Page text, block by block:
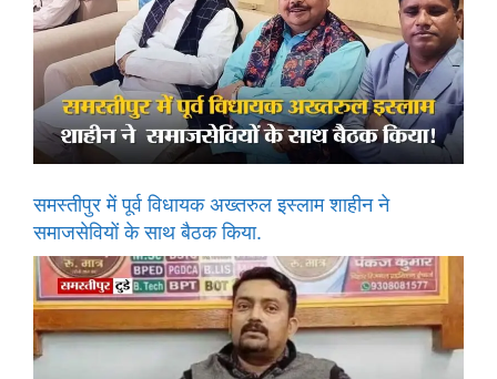
समस्तीपुर में पूर्व विधायक अख्तरुल इस्लाम शाहीन ने
समाजसेवियों के साथ बैठक किया.